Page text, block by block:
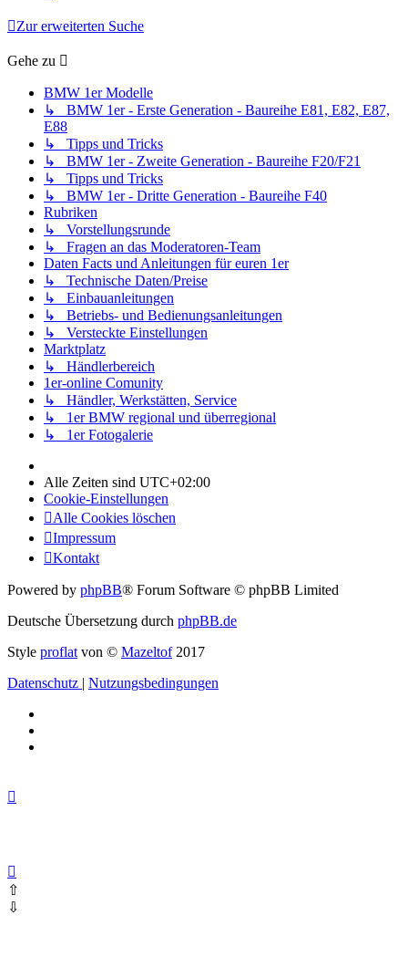
Zur erweiterten Suche
Gehe zu
BMW 1er Modelle
↳ BMW 1er - Erste Generation - Baureihe E81, E82, E87,
E88
↳ Tipps und Tricks
↳ BMW 1er - Zweite Generation - Baureihe F20/F21
↳ Tipps und Tricks
↳ BMW 1er - Dritte Generation - Baureihe F40
Rubriken
↳ Vorstellungsrunde
↳ Fragen an das Moderatoren-Team
Daten Facts und Anleitungen für euren 1er
↳ Technische Daten/Preise
↳ Einbauanleitungen
↳ Betriebs- und Bedienungsanleitungen
↳ Versteckte Einstellungen
Marktplatz
↳ Händlerbereich
1er-online Comunity
↳ Händler, Werkstätten, Service
↳ 1er BMW regional und überregional
↳ 1er Fotogalerie
Alle Zeiten sind UTC+02:00
Cookie-Einstellungen
Alle Cookies löschen
Impressum
Kontakt
Powered by phpBB® Forum Software © phpBB Limited
Deutsche Übersetzung durch phpBB.de
Style proflatvon © Mazeltof2017
Datenschutz
Nutzungsbedingungen
⇧
⇩